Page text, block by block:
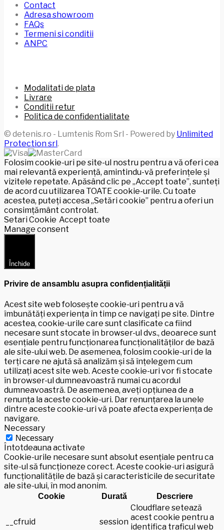
Contact
Adresa showroom
FAQs
Termeni si conditii
ANPC
Modalitati de plata
Livrare
Conditii retur
Politica de confidentialitate
© detenis.ro - Lumtenis Rom Srl - Powered by Unlimited
Protection srl.
Folosim cookie-uri pe site-ul nostru pentru a vă oferi cea
mai relevantă experiență, amintindu-vă preferințele și
vizitele repetate. Apăsând clic pe „Accept toate”, sunteți
de acord cu utilizarea TOATE cookie-urile. Cu toate
acestea, puteți accesa „Setări cookie” pentru a oferi un
consimțământ controlat.
Setari Cookie Accept toate
Manage consent
Închide
Privire de ansamblu asupra confidențialității
Acest site web folosește cookie-uri pentru a vă
îmbunătăți experiența în timp ce navigați pe site. Dintre
acestea, cookie-urile care sunt clasificate ca fiind
necesare sunt stocate în browser-ul dvs., deoarece sunt
esențiale pentru funcționarea funcționalităților de bază
ale site-ului web. De asemenea, folosim cookie-uri de la
terți care ne ajută să analizăm și să înțelegem cum
utilizați acest site web. Aceste cookie-uri vor fi stocate
în browser-ul dumneavoastră numai cu acordul
dumneavoastră. De asemenea, aveți opțiunea de a
renunța la aceste cookie-uri. Dar renunțarea la unele
dintre aceste cookie-uri vă poate afecta experiența de
navigare.
Necessary
Necessary
Întotdeauna activate
Cookie-urile necesare sunt absolut esențiale pentru ca
site-ul să funcționeze corect. Aceste cookie-uri asigură
funcționalitățile de bază și caracteristicile de securitate
ale site-ului, în mod anonim.
Cookie Durată Descriere
__cfruid session
Cloudflare setează
acest cookie pentru a
identifica traficul web